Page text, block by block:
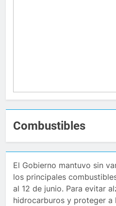
Combustibles
El Gobierno mantuvo sin
los principales
al 12 de junio. Para evitar
hidrocarburos y proteger a